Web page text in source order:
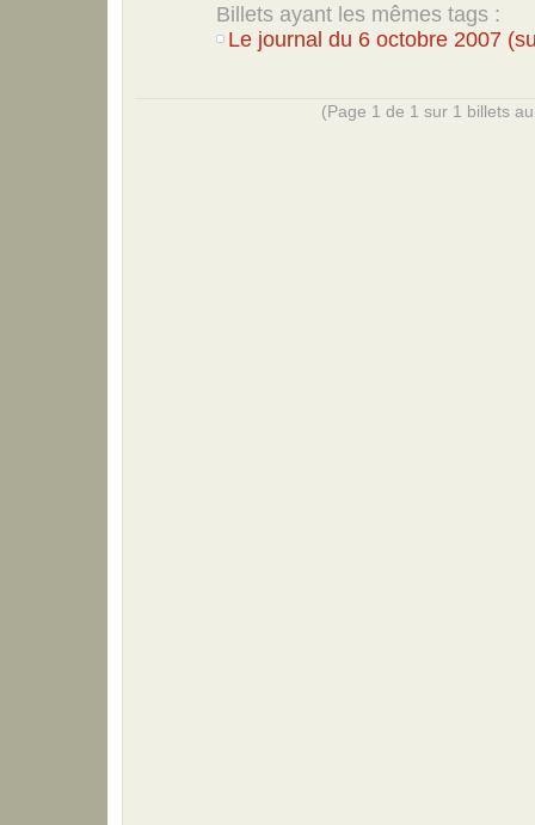
Billets ayant les mêmes tags :
Le journal du 6 octobre 2007
(Page 1 de 1 sur 1 billets